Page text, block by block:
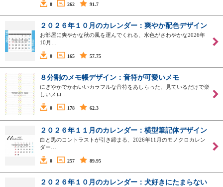
0 262 91.7
２０２６年１０月のカレンダー：爽やか配色デザイン
お部屋に爽やかな秋の風を運んでくれる、水色がさわやかな2026年
10月…
0 165 57.75
８分割のメモ帳デザイン：音符が可愛いメモ
にぎやかでかわいいカラフルな音符をあしらった、見ているだけで楽
しいメロ…
0 178 62.3
２０２６年１１月のカレンダー：横型筆記体デザイン
白と黒のコントラストが引き締まる、2026年11月のモノクロカレン
ダー…
0 257 89.95
２０２６年１０月のカレンダー：犬好きにたまらない